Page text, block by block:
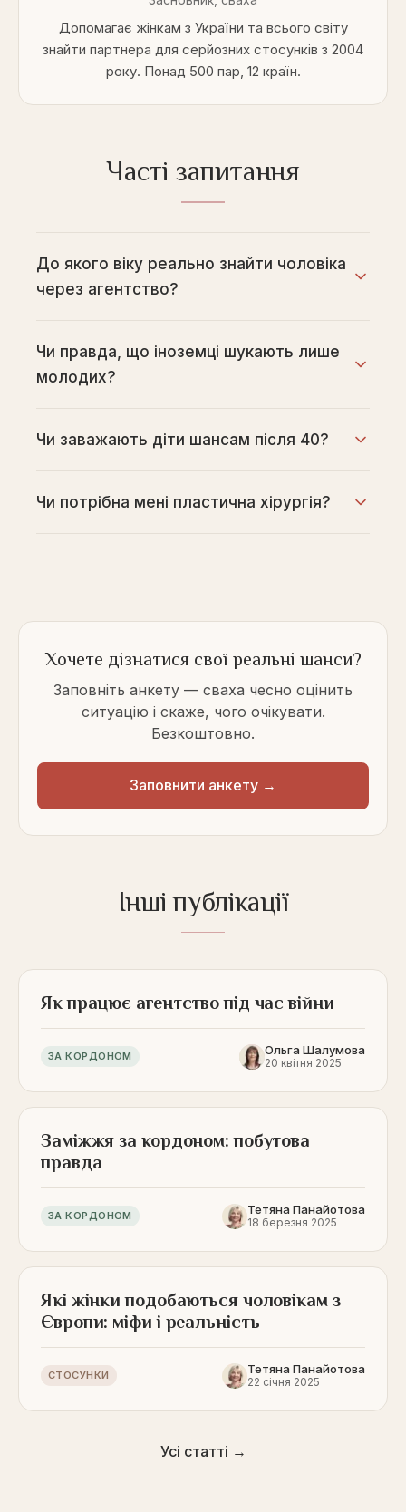
Допомагає жінкам з України та всього світу
знайти партнера для серйозних стосунків з 2004
року. Понад 500 пар, 12 країн.
Часті запитання
До якого віку реально знайти чоловіка
через агентство?
Чи правда, що іноземці шукають лише
молодих?
Чи заважають діти шансам після 40?
Чи потрібна мені пластична хірургія?
Хочете дізнатися свої реальні шанси?
Заповніть анкету — сваха чесно оцінить
ситуацію і скаже, чого очікувати.
Безкоштовно.
Заповнити анкету →
Інші публікації
Як працює агентство під час війни
ЗА КОРДОНОМ Ольга Шалумова
20 квітня 2025
Заміжжя за кордоном: побутова
правда
ЗА КОРДОНОМ Тетяна Панайотова
18 березня 2025
Які жінки подобаються чоловікам з
Європи: міфи і реальність
СТОСУНКИ Тетяна Панайотова
22 січня 2025
Усі статті →